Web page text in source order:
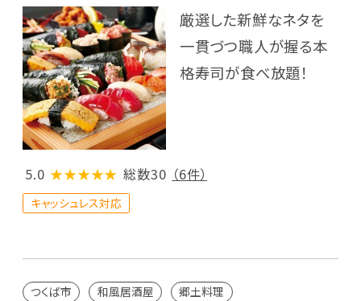
厳選した新鮮なネタを
一貫づつ職人が握る本
格寿司が食べ放題！
5.0 ★★★★★ 総数30 （6件）
キャッシュレス対応
つくば市 和風居酒屋 郷土料理